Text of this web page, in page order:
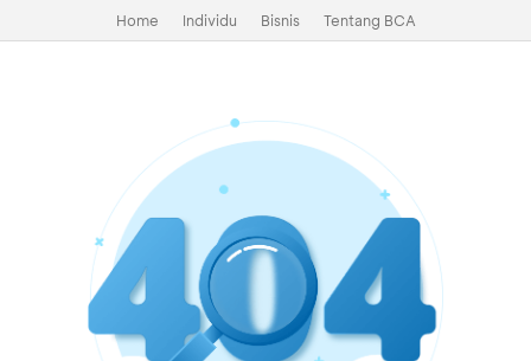
Home Individu Bisnis Tentang BCA